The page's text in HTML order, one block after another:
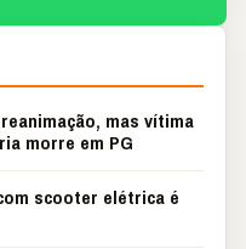
mas vítima
morre em PG
scooter elétrica é